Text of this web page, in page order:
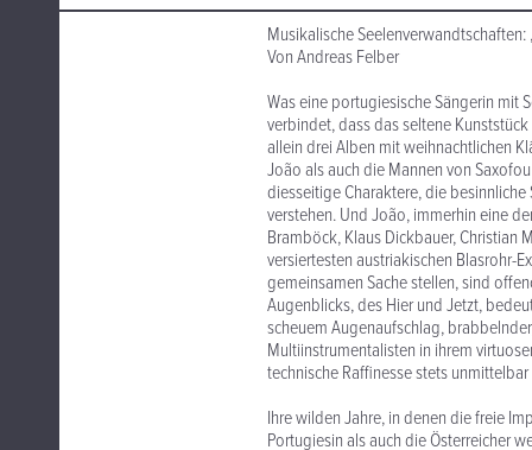
Musikalische Seelenverwandtschaften:
Von Andreas Felber
Was eine portugiesische Sängerin mit
verbindet, dass das seltene
allein drei Alben mit weihnachtlichen
João als auch die Mannen von
diesseitige Charaktere, die
verstehen. Und João, immerhin eine
Bramböck, Klaus Dickbauer, Christian
versiertesten austriakischen Blasrohr-
gemeinsamen Sache stellen, sind
Augenblicks, des Hier und Jetzt,
scheuem Augenaufschlag,
Multiinstrumentalisten in ihrem
technische Raffinesse stets
Ihre wilden Jahre, in denen die freie
Portugiesin als auch die Österreicher